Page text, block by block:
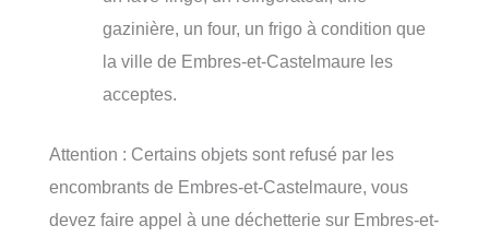
gazinière, un four, un frigo à condition que
la ville de Embres-et-Castelmaure les
acceptes.
Attention : Certains objets sont refusé par les
encombrants de Embres-et-Castelmaure, vous
devez faire appel à une déchetterie sur Embres-et-